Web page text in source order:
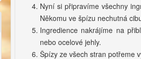
Nyní si připravíme všechny
Někomu ve špízu nechutná
Ingredience nakrájíme na
nebo ocelové jehly.
Špízy ze všech stran potřeme